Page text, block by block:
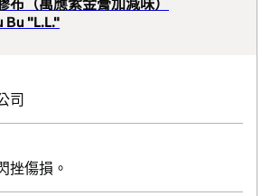
布（萬應紫金膏加減味）
Bu "L.L."
司
挫傷損。